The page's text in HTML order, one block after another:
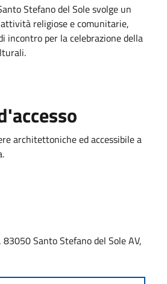
Stefano del Sole svolge un
religiose e comunitarie,
incontro per la celebrazione della
architettoniche ed accessibile a
83050 Santo Stefano del Sole AV,